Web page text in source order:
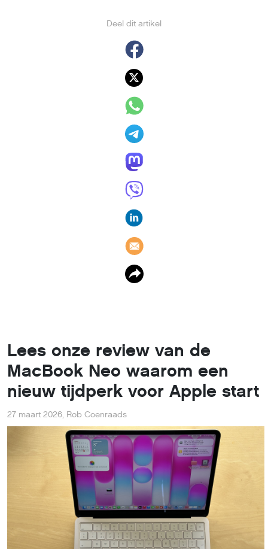
Deel dit artikel
Lees onze review van de
MacBook Neo waarom een
nieuw tijdperk voor Apple start
27 maart 2026, Rob Coenraads